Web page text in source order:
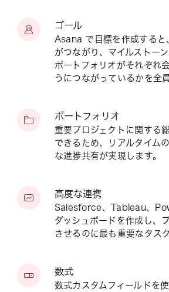
ゴール
Asana で目標を作成すると
がつながり、マイルストー
ポートフォリオがそれぞれ
うにつながっているかを全
ポートフォリオ
重要プロジェクトに関する
できるため、リアルタイム
な進捗共有が実現します。
高度な連携
Salesforce、Tableau、
ダッシュボードを作成し、
させるのに最も重要なタス
数式
数式カスタムフィールドを